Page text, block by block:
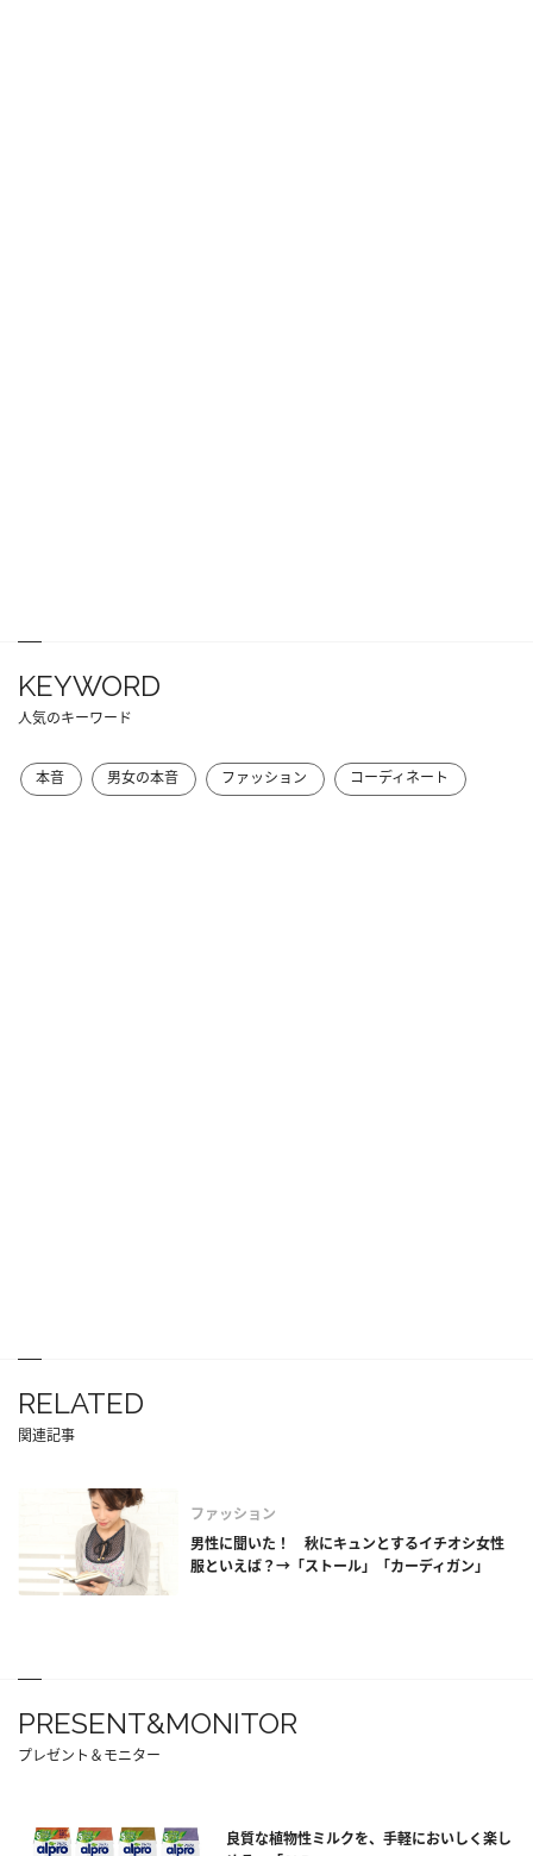
KEYWORD
人気のキーワード
本音 男女の本音 ファッション コーディネート
RELATED
関連記事
ファッション
男性に聞いた！ 秋にキュンとするイチオシ女性
服といえば？→「ストール」「カーディガン」
PRESENT&MONITOR
プレゼント＆モニター
良質な植物性ミルクを、手軽においしく楽し